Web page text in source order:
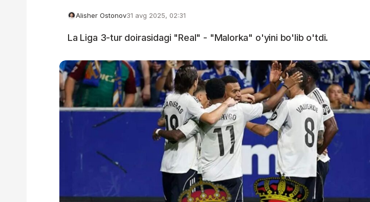
Alisher Ostonov31 avg 2025, 02:31
La Liga 3-tur doirasidagi "Real" - "Malorka" o'yini bo'lib o'tdi.